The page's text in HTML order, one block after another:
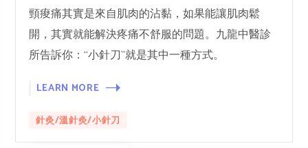
頸痠痛其實是來自肌肉的沾黏，如果能讓肌肉鬆
開，其實就能解決疼痛不舒服的問題。九龍中醫診
所告訴你：“小針刀”就是其中一種方式。
LEARN MORE
針灸/溫針灸/小針刀